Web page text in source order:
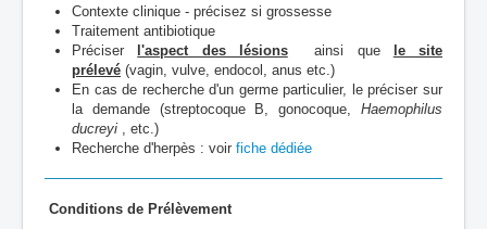
Contexte clinique - précisez si grossesse
Traitement antibiotique
Préciser
l'aspect des lésions ainsi que
le site
prélevé (vagin, vulve, endocol, anus etc.)
En cas de recherche d'un germe particulier, le préciser sur
la demande (streptocoque B, gonocoque, Haemophilus
ducreyi , etc.)
Recherche d'herpès : voir fiche dédiée
Conditions de Prélèvement